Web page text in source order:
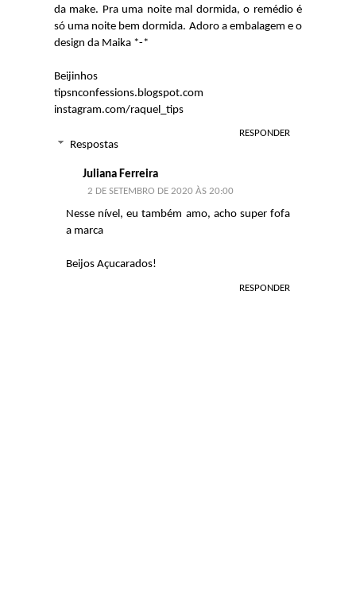
da make. Pra uma noite mal dormida, o remédio é
só uma noite bem dormida. Adoro a embalagem e o
design da Maika *-*
Beijinhos
tipsnconfessions.blogspot.com
instagram.com/raquel_tips
RESPONDER
Respostas
Juliana Ferreira
2 DE SETEMBRO DE 2020 ÀS 20:00
Nesse nível, eu também amo, acho super fofa
a marca
Beijos Açucarados!
RESPONDER